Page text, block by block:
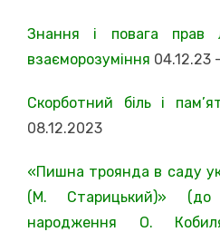
Знання і повага
взаєморозуміння 04.12.23
Скорботний біль і
08.12.2023
«Пишна троянда в саду
(М. Старицький)»
народження О.